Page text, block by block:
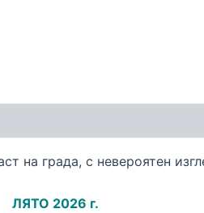
града, с невероятен
ЛЯТО 2026 г.